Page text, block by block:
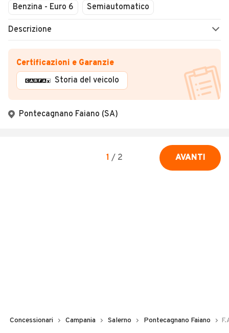
Benzina - Euro 6
Semiautomatico
Descrizione
Certificazioni e Garanzie
Storia del veicolo
Pontecagnano Faiano (SA)
1 / 2 AVANTI
Concessionari Campania Salerno Pontecagnano Faiano